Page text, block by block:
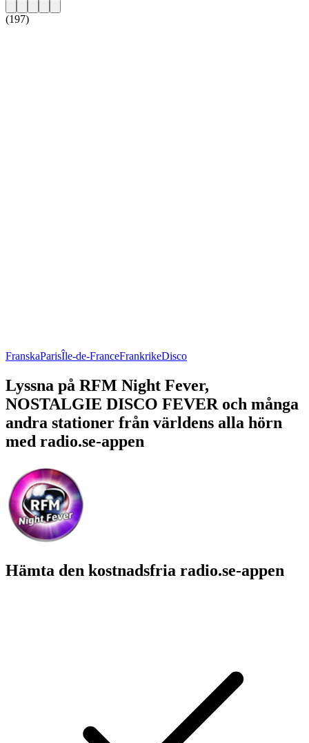
(197)
FranskaParisÎle-de-FranceFrankrikeDisco
Lyssna på RFM Night Fever,
NOSTALGIE DISCO FEVER och många
andra stationer från världens alla hörn
med radio.se-appen
Hämta den kostnadsfria radio.se-appen